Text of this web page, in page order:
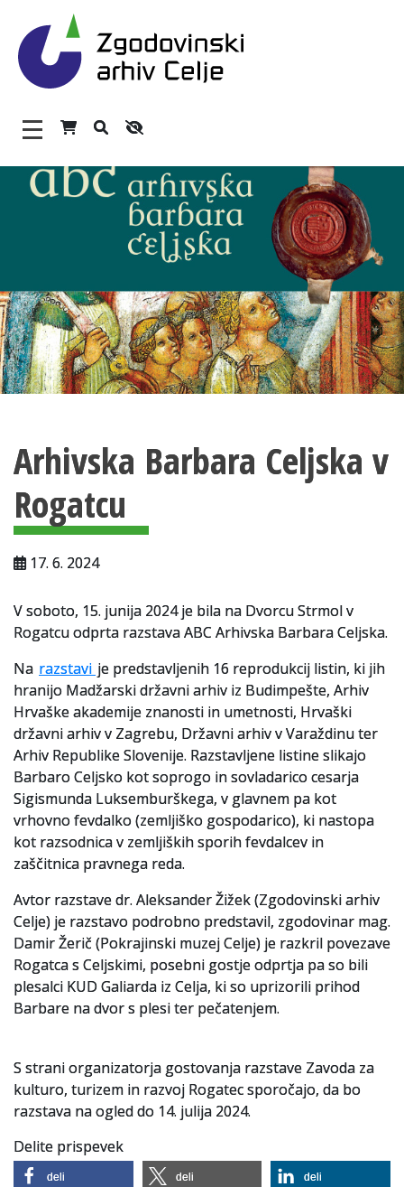
Zgodovinski arhiv Celje –
Glavni meni
O arhivu
Varstvo osebnih podatkov
Katalog informacij javnega značaja
Zakonodaja
Vloga za upravne namene
Vloga za čitalnico
Vodnik po fondih in zbirkah
VAČ – VIRTUALNA ARHIVSKA ČITALNICA
Za ustvarjalce
Gradivo
Register ustvarjalcev
Arhivske škatle
Projekti
Slovenski elektronski arhiv
Virtualni.ZAC
Publikacije
Arhivska Barbara Celjska v
Rogatcu
17. 6. 2024
V soboto, 15. junija 2024 je bila na Dvorcu Strmol v
Rogatcu odprta razstava ABC Arhivska Barbara Celjska.
Na razstavi je predstavljenih 16 reprodukcij listin, ki jih
hranijo Madžarski državni arhiv iz Budimpešte, Arhiv
Hrvaške akademije znanosti in umetnosti, Hrvaški
državni arhiv v Zagrebu, Državni arhiv v Varaždinu ter
Arhiv Republike Slovenije. Razstavljene listine slikajo
Barbaro Celjsko kot soprogo in sovladarico cesarja
Sigismunda Luksemburškega, v glavnem pa kot
vrhovno fevdalko (zemljiško gospodarico), ki nastopa
kot razsodnica v zemljiških sporih fevdalcev in
zaščitnica pravnega reda.
Avtor razstave dr. Aleksander Žižek (Zgodovinski arhiv
Celje) je razstavo podrobno predstavil, zgodovinar mag.
Damir Žerič (Pokrajinski muzej Celje) je razkril povezave
Rogatca s Celjskimi, posebni gostje odprtja pa so bili
plesalci KUD Galiarda iz Celja, ki so uprizorili prihod
Barbare na dvor s plesi ter pečatenjem.
S strani organizatorja gostovanja razstave Zavoda za
kulturo, turizem in razvoj Rogatec sporočajo, da bo
razstava na ogled do 14. julija 2024.
Delite prispevek
deli deli deli